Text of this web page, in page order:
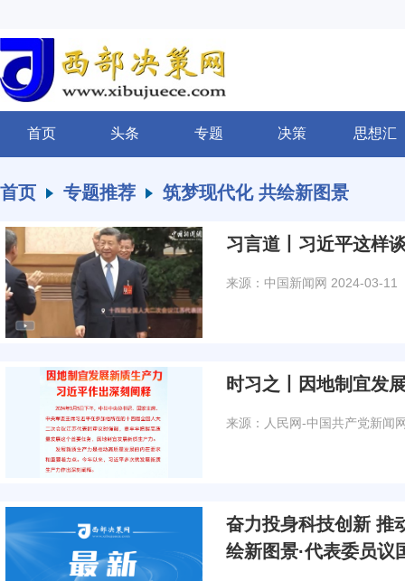
首页 头条 专题 决策 思想汇
首页 专题推荐 筑梦现代化 共绘新图景
习言道丨习近平这样
来源：中国新闻网 2024-03-11
时习之丨因地制宜发
来源：人民网-中国共产党新闻
奋力投身科技创新 推
绘新图景·代表委员议